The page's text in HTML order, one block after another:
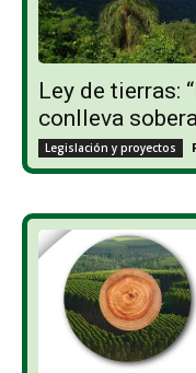
Ley de tierras:
conlleva
Legislación y proyectos